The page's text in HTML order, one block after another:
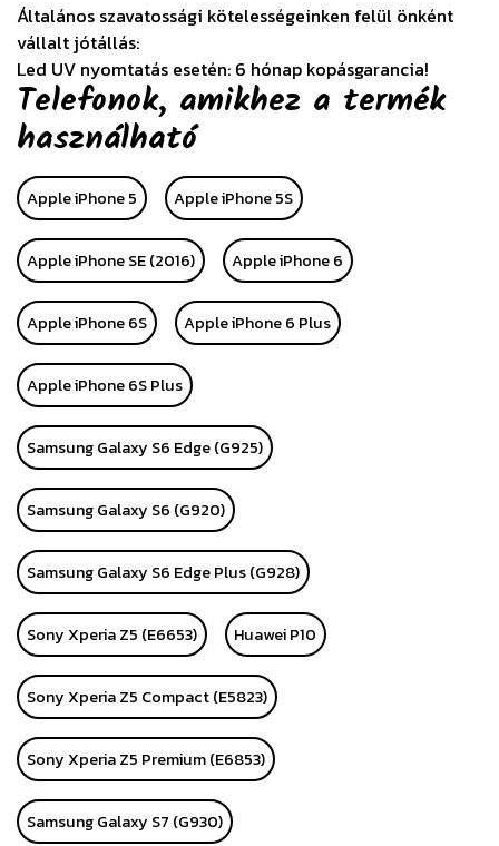
Általános szavatossági kötelességeinken felül önként
vállalt jótállás:
Led UV nyomtatás esetén: 6 hónap kopásgarancia!
Telefonok, amikhez a termék
használható
Apple iPhone 5 Apple iPhone 5S
Apple iPhone SE (2016) Apple iPhone 6
Apple iPhone 6S Apple iPhone 6 Plus
Apple iPhone 6S Plus
Samsung Galaxy S6 Edge (G925)
Samsung Galaxy S6 (G920)
Samsung Galaxy S6 Edge Plus (G928)
Sony Xperia Z5 (E6653) Huawei P10
Sony Xperia Z5 Compact (E5823)
Sony Xperia Z5 Premium (E6853)
Samsung Galaxy S7 (G930)